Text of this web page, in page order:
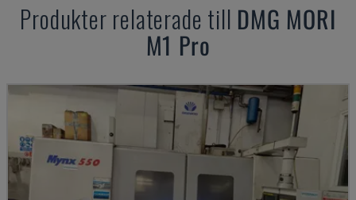
Produkter relaterade till DMG MORI
M1 Pro